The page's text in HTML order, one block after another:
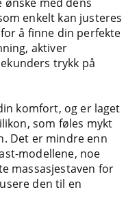
enkelt kan justeres
å finne din perfekte
aktiver
trykk på
komfort, og er laget
som føles mykt
Det er mindre enn
modellene, noe
massasjestaven for
den til en